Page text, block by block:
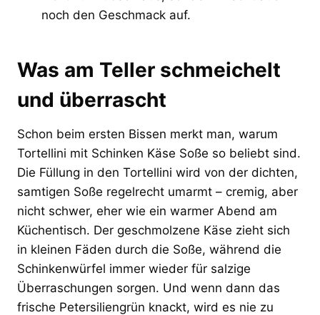
noch den Geschmack auf.
Was am Teller schmeichelt
und überrascht
Schon beim ersten Bissen merkt man, warum
Tortellini mit Schinken Käse Soße so beliebt sind.
Die Füllung in den Tortellini wird von der dichten,
samtigen Soße regelrecht umarmt – cremig, aber
nicht schwer, eher wie ein warmer Abend am
Küchentisch. Der geschmolzene Käse zieht sich
in kleinen Fäden durch die Soße, während die
Schinkenwürfel immer wieder für salzige
Überraschungen sorgen. Und wenn dann das
frische Petersiliengrün knackt, wird es nie zu